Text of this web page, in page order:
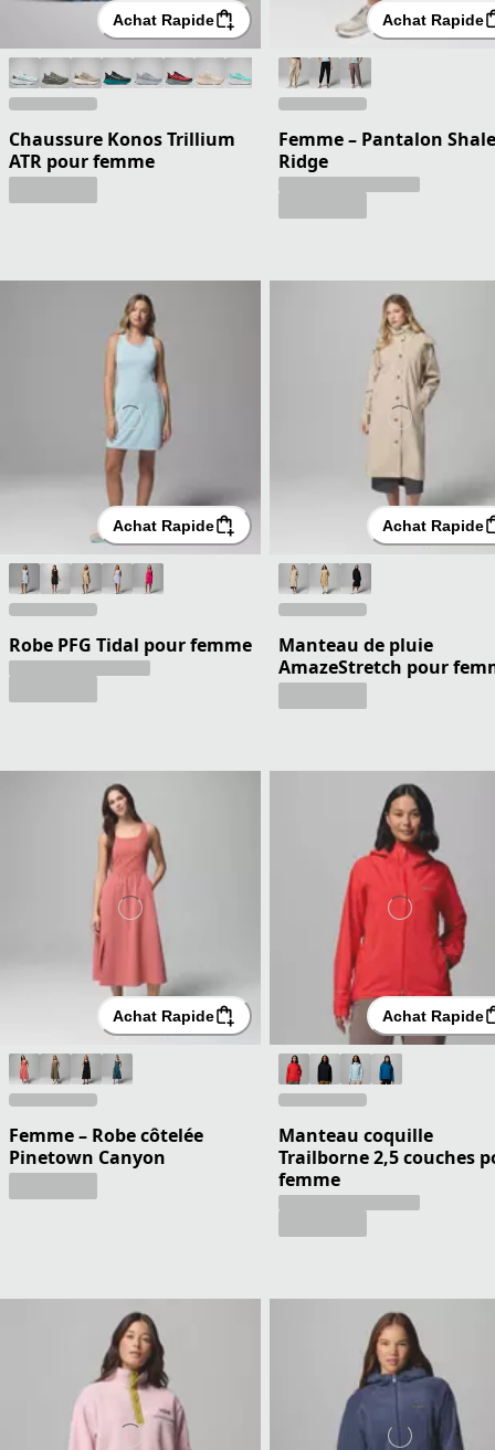
Achat Rapide
Chaussure Konos Trillium
ATR pour femme
Achat Rapide
Femme – Pantalon Shale
Ridge
Achat Rapide
Robe PFG Tidal pour femme
Achat Rapide
Manteau de pluie
AmazeStretch pour
Achat Rapide
Femme – Robe côtelée
Pinetown Canyon
Achat Rapide
Manteau coquille
Trailborne 2,5 couches
femme